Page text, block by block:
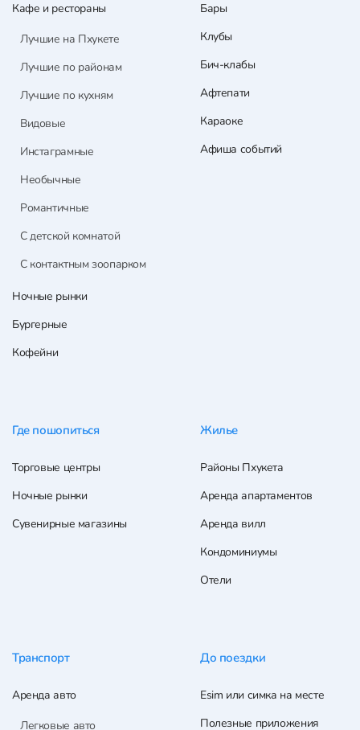
Кафе и рестораны
Лучшие на Пхукете
Лучшие по районам
Лучшие по кухням
Видовые
Инстаграмные
Необычные
Романтичные
С детской комнатой
С контактным зоопарком
Ночные рынки
Бургерные
Кофейни
Бары
Клубы
Бич-клабы
Афтепати
Караоке
Афиша событий
Где пошопиться
Торговые центры
Ночные рынки
Сувенирные магазины
Жилье
Районы Пхукета
Аренда апартаментов
Аренда вилл
Кондоминиумы
Отели
Транспорт
Аренда авто
Легковые авто
До поездки
Esim или симка на месте
Полезные приложения